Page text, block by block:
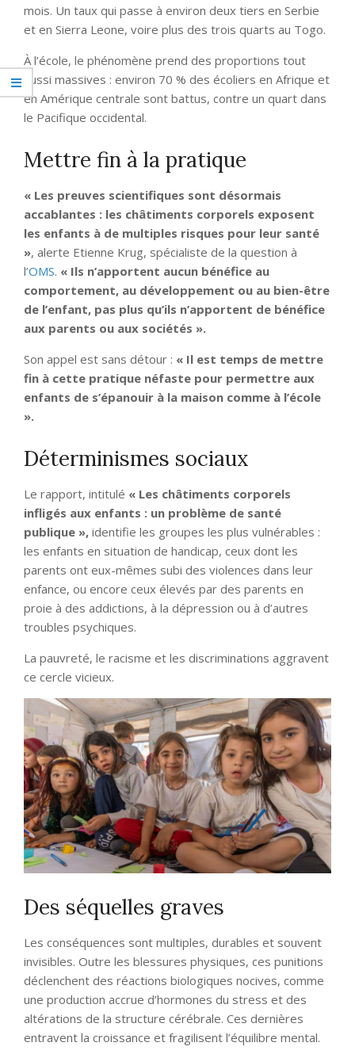
mois. Un taux qui passe à environ deux tiers en Serbie
et en Sierra Leone, voire plus des trois quarts au Togo.
À l’école, le phénomène prend des proportions tout
aussi massives : environ 70 % des écoliers en Afrique et
en Amérique centrale sont battus, contre un quart dans
le Pacifique occidental.
Mettre fin à la pratique
« Les preuves scientifiques sont désormais
accablantes : les châtiments corporels exposent
les enfants à de multiples risques pour leur santé
», alerte Etienne Krug, spécialiste de la question à
l’OMS. « Ils n’apportent aucun bénéfice au
comportement, au développement ou au bien-être
de l’enfant, pas plus qu’ils n’apportent de bénéfice
aux parents ou aux sociétés ».
Son appel est sans détour : « Il est temps de mettre
fin à cette pratique néfaste pour permettre aux
enfants de s’épanouir à la maison comme à l’école
».
Déterminismes sociaux
Le rapport, intitulé « Les châtiments corporels
infligés aux enfants : un problème de santé
publique », identifie les groupes les plus vulnérables :
les enfants en situation de handicap, ceux dont les
parents ont eux-mêmes subi des violences dans leur
enfance, ou encore ceux élevés par des parents en
proie à des addictions, à la dépression ou à d’autres
troubles psychiques.
La pauvreté, le racisme et les discriminations aggravent
ce cercle vicieux.
Des séquelles graves
Les conséquences sont multiples, durables et souvent
invisibles. Outre les blessures physiques, ces punitions
déclenchent des réactions biologiques nocives, comme
une production accrue d’hormones du stress et des
altérations de la structure cérébrale. Ces dernières
entravent la croissance et fragilisent l’équilibre mental.